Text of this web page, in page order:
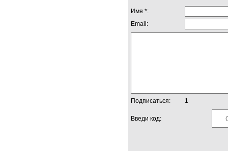
Имя *:
Email:
Подписаться: 1
Введи код: